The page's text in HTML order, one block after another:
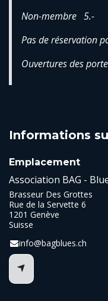
Non-
Pas de réservation
Ouvertures des
Informations
Emplacement
Association BAG -
Brasseur Des Grottes
Rue de la Servette 6
1201 Genève
Suisse
info@bagblues.ch